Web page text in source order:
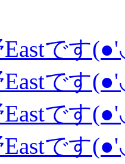
Eastです
Eastです
Eastです
Eastです